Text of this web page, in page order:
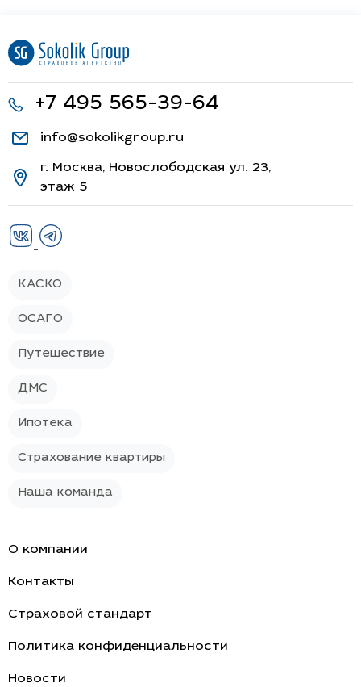
+7 495 565-39-64
info@sokolikgroup.ru
г. Москва, Новослободская ул. 23,
этаж 5
КАСКО
ОСАГО
Путешествие
ДМС
Ипотека
Страхование квартиры
Наша команда
О компании
Контакты
Страховой стандарт
Политика конфиденциальности
Новости